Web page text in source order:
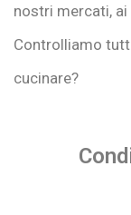
nostri mercati,
Controlliamo
cucinare?